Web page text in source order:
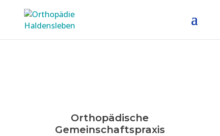
Orthopädische
Gemeinschaftspraxis